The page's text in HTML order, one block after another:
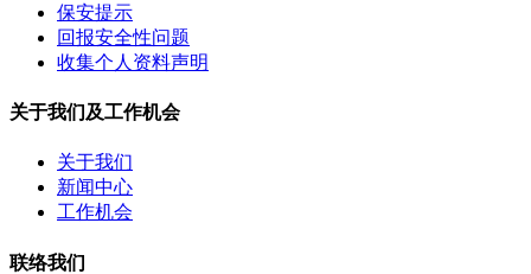
保安提示
回报安全性问题
收集个人资料声明
关于我们及工作机会
关于我们
新闻中心
工作机会
联络我们